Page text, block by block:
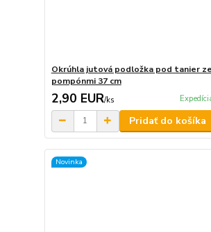
Okrúhla jutová podložka pod tanier
pompónmi 37 cm
2,90 EUR/ks
Pridať do košíka
Novinka